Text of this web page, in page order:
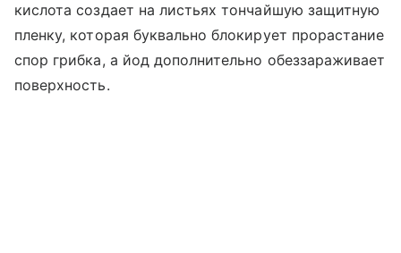
кислота создает на листьях тончайшую защитную
пленку, которая буквально блокирует прорастание
спор грибка, а йод дополнительно обеззараживает
поверхность.